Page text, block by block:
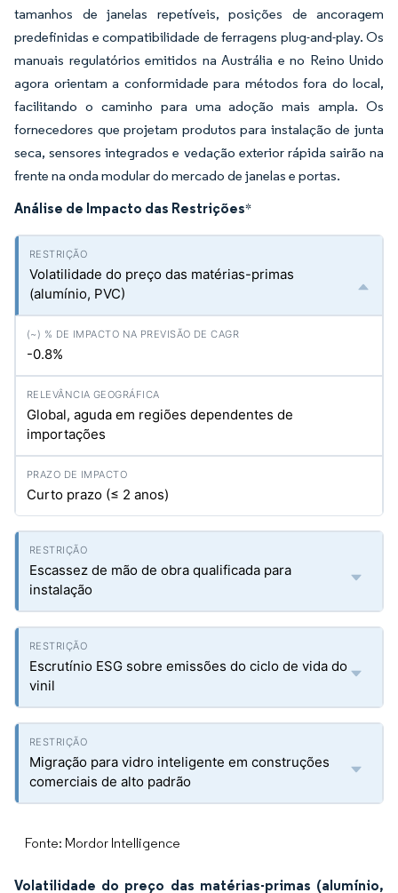
tamanhos de janelas repetíveis, posições de ancoragem
predefinidas e compatibilidade de ferragens plug-and-play. Os
manuais regulatórios emitidos na Austrália e no Reino Unido
agora orientam a conformidade para métodos fora do local,
facilitando o caminho para uma adoção mais ampla. Os
fornecedores que projetam produtos para instalação de junta
seca, sensores integrados e vedação exterior rápida sairão na
frente na onda modular do mercado de janelas e portas.
Análise de Impacto das Restrições*
Volatilidade do preço das matérias-primas
(alumínio, PVC)
-0.8%
Global, aguda em regiões dependentes de
importações
Curto prazo (≤ 2 anos)
Escassez de mão de obra qualificada para
instalação
Escrutínio ESG sobre emissões do ciclo de vida do
vinil
Migração para vidro inteligente em construções
comerciais de alto padrão
Fonte: Mordor Intelligence
Volatilidade do preço das matérias-primas (alumínio,